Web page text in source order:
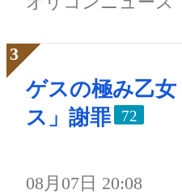
ゲスの極み乙女
ス」謝罪
72
08月07日 20:08